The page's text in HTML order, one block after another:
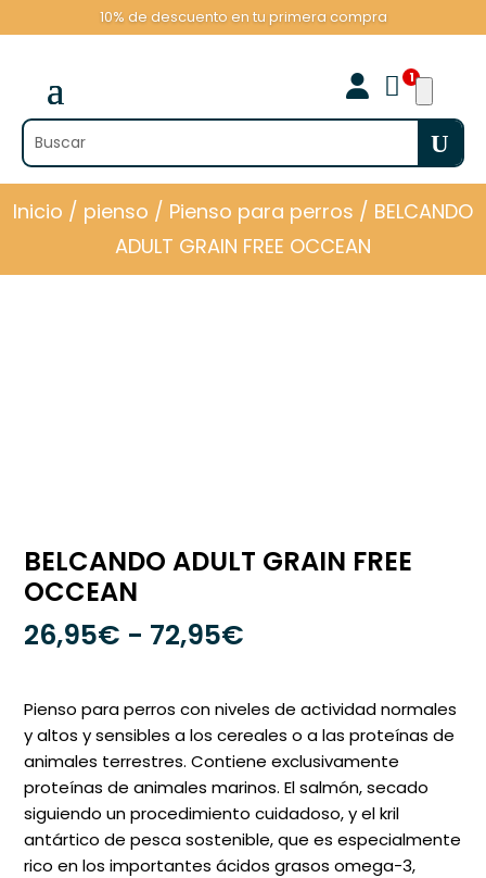
10% de descuento en tu primera compra

Inicio / pienso / Pienso para perros / BELCANDO
ADULT GRAIN FREE OCCEAN
BELCANDO ADULT GRAIN FREE
OCCEAN
26,95€ - 72,95€
precios:
desde
26,95€
hasta
72,95€
Pienso para perros con niveles de actividad normales
y altos y sensibles a los cereales o a las proteínas de
animales terrestres. Contiene exclusivamente
proteínas de animales marinos. El salmón, secado
siguiendo un procedimiento cuidadoso, y el kril
antártico de pesca sostenible, que es especialmente
rico en los importantes ácidos grasos omega-3,